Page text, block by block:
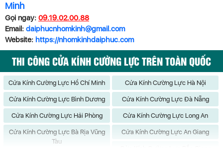
Minh
Gọi ngay: 09.19.02.00.88
Email: daiphucnhomkinh@gmail.com
Website: https://nhomkinhdaiphuc.com
THI CÔNG CỬA KÍNH CƯỜNG LỰC TRÊN TOÀN QUỐC
Cửa Kính Cường Lực Hồ Chí Minh Cửa Kính Cường Lực Hà Nội
Cửa Kính Cường Lực Bình Dương Cửa Kính Cường Lực Đà Nẵng
Cửa Kính Cường Lực Hải Phòng Cửa Kính Cường Lực Long An
Cửa Kính Cường Lực Bà Rịa Vũng
Tàu
Cửa Kính Cường Lực An Giang